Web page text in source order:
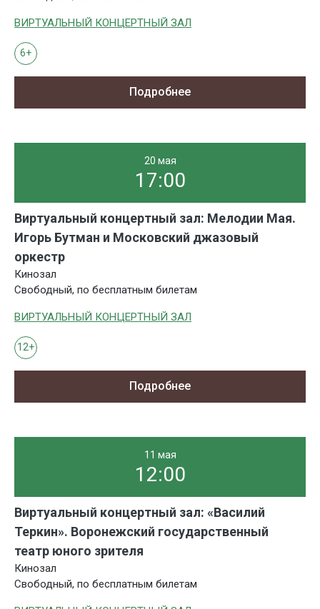
ВИРТУАЛЬНЫЙ КОНЦЕРТНЫЙ ЗАЛ
6+
Подробнее
20 мая
17:00
Виртуальный концертный зал: Мелодии Мая.
Игорь Бутман и Московский джазовый
оркестр
Кинозал
Свободный, по бесплатным билетам
ВИРТУАЛЬНЫЙ КОНЦЕРТНЫЙ ЗАЛ
12+
Подробнее
11 мая
12:00
Виртуальный концертный зал: «Василий
Теркин». Воронежский государственный
театр юного зрителя
Кинозал
Свободный, по бесплатным билетам